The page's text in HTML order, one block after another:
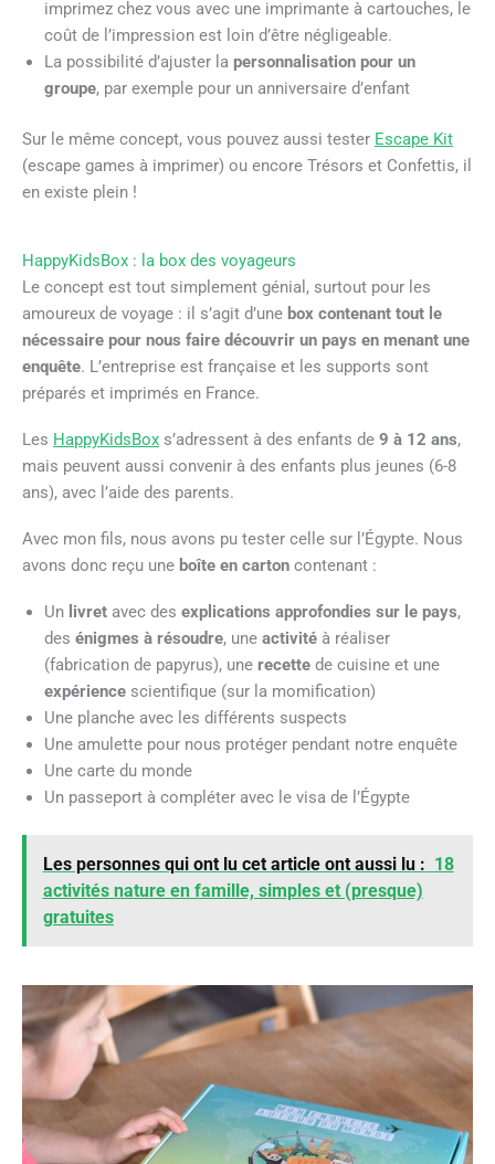
imprimez chez vous avec une imprimante à cartouches, le
coût de l’impression est loin d’être négligeable.
La possibilité d’ajuster la personnalisation pour un
groupe, par exemple pour un anniversaire d’enfant
Sur le même concept, vous pouvez aussi tester Escape Kit
(escape games à imprimer) ou encore Trésors et Confettis, il
en existe plein !
HappyKidsBox : la box des voyageurs
Le concept est tout simplement génial, surtout pour les
amoureux de voyage : il s’agit d’une box contenant tout le
nécessaire pour nous faire découvrir un pays en menant une
enquête. L’entreprise est française et les supports sont
préparés et imprimés en France.
Les HappyKidsBox s’adressent à des enfants de 9 à 12 ans,
mais peuvent aussi convenir à des enfants plus jeunes (6-8
ans), avec l’aide des parents.
Avec mon fils, nous avons pu tester celle sur l’Égypte. Nous
avons donc reçu une boîte en carton contenant :
Un livret avec des explications approfondies sur le pays,
des énigmes à résoudre, une activité à réaliser
(fabrication de papyrus), une recette de cuisine et une
expérience scientifique (sur la momification)
Une planche avec les différents suspects
Une amulette pour nous protéger pendant notre enquête
Une carte du monde
Un passeport à compléter avec le visa de l’Égypte
Les personnes qui ont lu cet article ont aussi lu : 18
activités nature en famille, simples et (presque)
gratuites